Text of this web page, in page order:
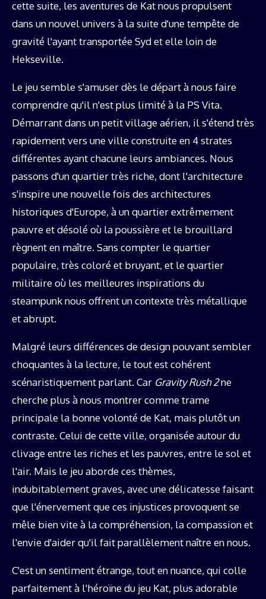
cette suite, les aventures de Kat nous propulsent
dans un nouvel univers à la suite d'une tempête de
gravité l'ayant transportée Syd et elle loin de
Hekseville.
Le jeu semble s'amuser dès le départ à nous faire
comprendre qu'il n'est plus limité à la PS Vita.
Démarrant dans un petit village aérien, il s'étend très
rapidement vers une ville construite en 4 strates
différentes ayant chacune leurs ambiances. Nous
passons d'un quartier très riche, dont l'architecture
s'inspire une nouvelle fois des architectures
historiques d'Europe, à un quartier extrêmement
pauvre et désolé où la poussière et le brouillard
règnent en maître. Sans compter le quartier
populaire, très coloré et bruyant, et le quartier
militaire où les meilleures inspirations du
steampunk nous offrent un contexte très métallique
et abrupt.
Malgré leurs différences de design pouvant sembler
choquantes à la lecture, le tout est cohérent
scénaristiquement parlant. Car Gravity Rush 2ne
cherche plus à nous montrer comme trame
principale la bonne volonté de Kat, mais plutôt un
contraste. Celui de cette ville, organisée autour du
clivage entre les riches et les pauvres, entre le sol et
l'air. Mais le jeu aborde ces thèmes,
indubitablement graves, avec une délicatesse faisant
que l'énervement que ces injustices provoquent se
mêle bien vite à la compréhension, la compassion et
l'envie d'aider qu'il fait parallèlement naître en nous.
C'est un sentiment étrange, tout en nuance, qui colle
parfaitement à l'héroïne du jeu Kat, plus adorable